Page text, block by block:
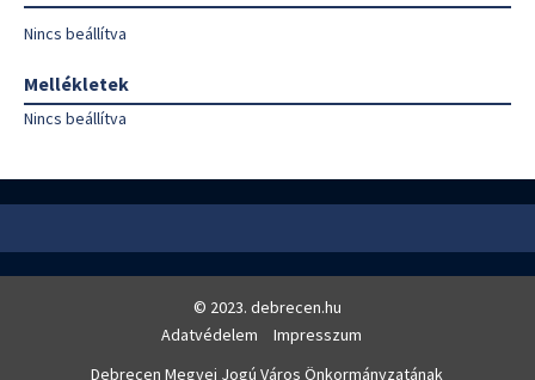
Nincs beállítva
Mellékletek
Nincs beállítva
© 2023. debrecen.hu
Adatvédelem
Impresszum
Debrecen Megyei Jogú Város Önkormányzatának